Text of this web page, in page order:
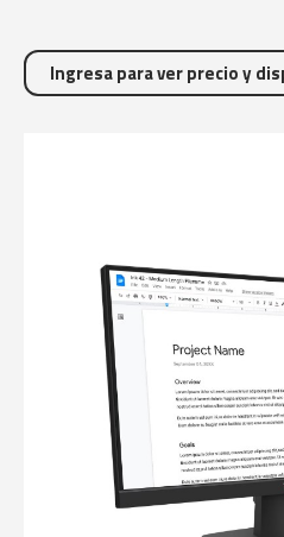
Ingresa para ver precio y